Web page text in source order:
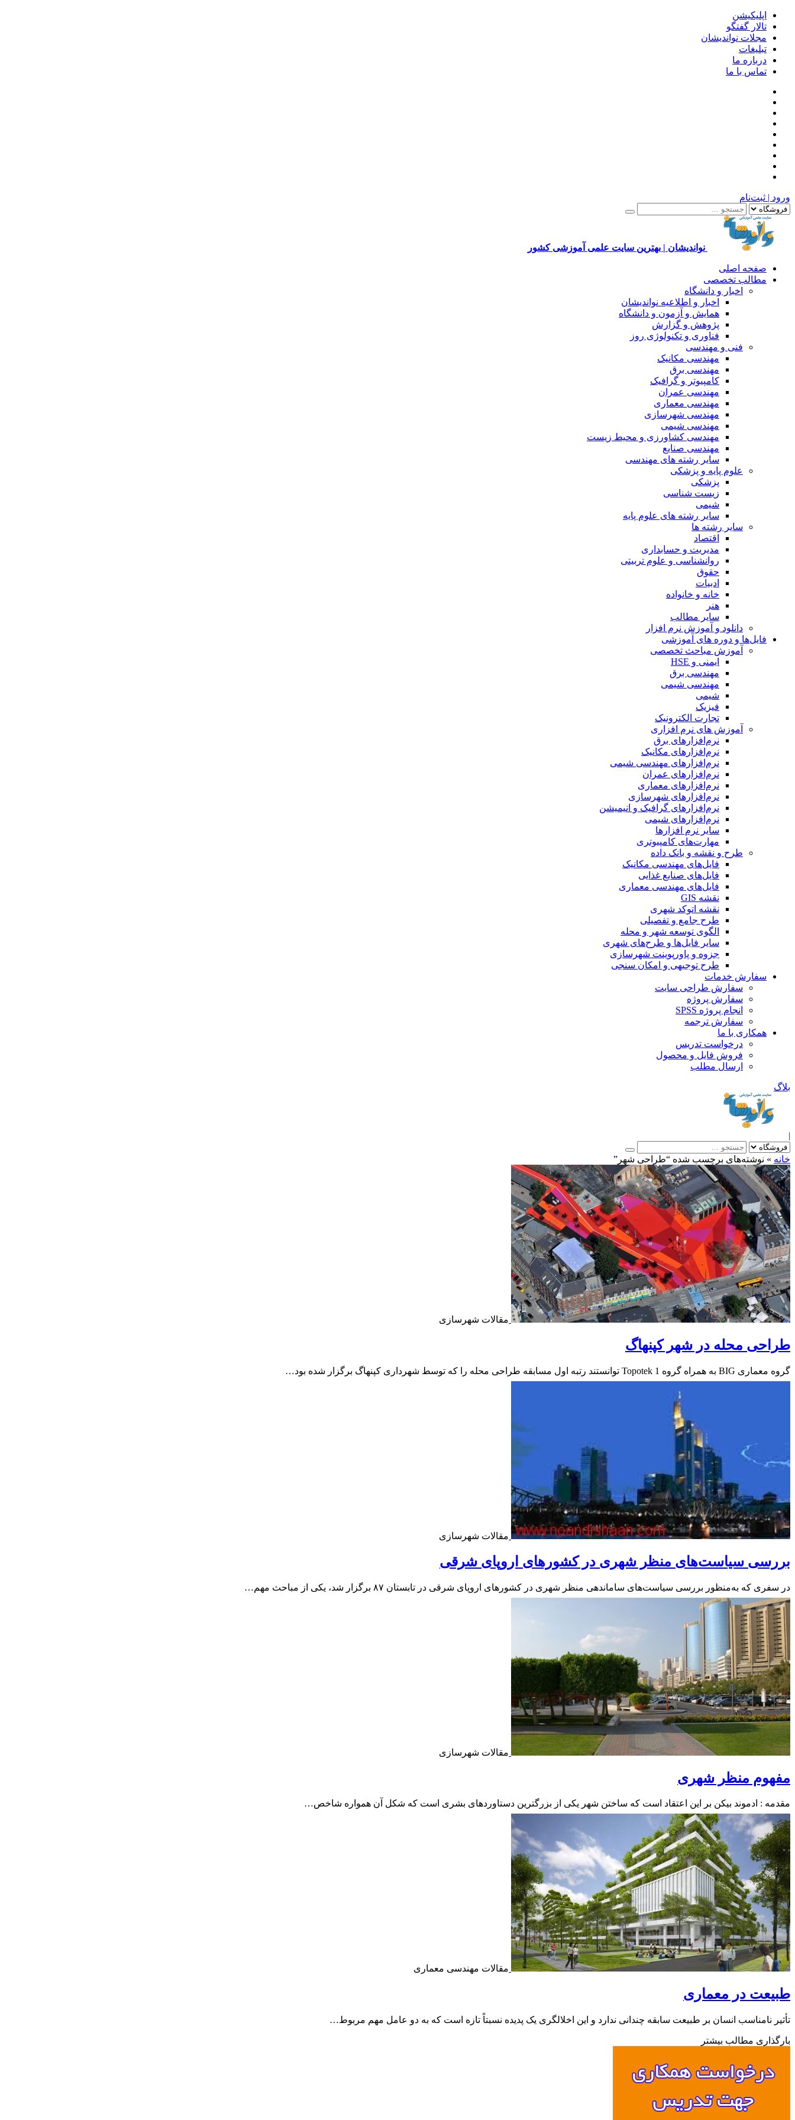
اپلیکیشن
تالار گفتگو
مجلات نواندیشان
تبلیغات
درباره ما
تماس با ما
ورود | ثبت‌نام
نواندیشان | بهترین سایت علمی آموزشی کشور
صفحه اصلی
مطالب تخصصی
اخبار و دانشگاه
اخبار و اطلاعیه نواندیشان
همایش و آزمون و دانشگاه
پژوهش و گزارش
فناوری و تکنولوژی روز
فنی و مهندسی
مهندسی مکانیک
مهندسی برق
کامپیوتر و گرافیک
مهندسی عمران
مهندسی معماری
مهندسی شهرسازی
مهندسی شیمی
مهندسی کشاورزی و محیط زیست
مهندسی صنایع
سایر رشته های مهندسی
علوم پایه و پزشکی
پزشکی
زیست شناسی
شیمی
سایر رشته های علوم پایه
سایر رشته ها
اقتصاد
مدیریت و حسابداری
روانشناسی و علوم تربیتی
حقوق
ادبیات
خانه و خانواده
هنر
سایر مطالب
دانلود و آموزش نرم افزار
فایل‌ها و دوره های آموزشی
آموزش مباحث تخصصی
ایمنی و HSE
مهندسی برق
مهندسی شیمی
شیمی
فیزیک
تجارت الکترونیک
آموزش های نرم افزاری
نرم‌افزارهای برق
نرم‌افزارهای مکانیک
نرم‌افزارهای مهندسی شیمی
نرم‌افزارهای عمران
نرم‌افزارهای معماری
نرم‌افزارهای شهرسازی
نرم‌افزارهای گرافیک و انیمیشن
نرم‌افزارهای شیمی
سایر نرم افزارها
مهارت‌های کامپیوتری
طرح و نقشه و بانک داده
فایل‌های مهندسی مکانیک
فایل‌های صنایع غذایی
فایل‌های مهندسی معماری
نقشه GIS
نقشه اتوکد شهری
طرح جامع و تفصیلی
الگوی توسعه شهر و محله
سایر فایل‌ها و طرح‌های شهری
جزوه و پاورپوینت شهرسازی
طرح توجیهی و امکان سنجی
سفارش خدمات
سفارش طراحی سایت
سفارش پروژه
انجام پروژه SPSS
سفارش ترجمه
همکاری با ما
درخواست تدریس
فروش فایل و محصول
ارسال مطلب
بلاگ
|
خانه » نوشته‌های برچسب شده “طراحی شهر”
مقالات شهرسازی
طراحی محله در شهر کپنهاگ
گروه معماری BIG به همراه گروه Topotek 1 توانستند رتبه اول مسابقه طراحی محله را که توسط شهرداری کپنهاگ برگزار شده بود…
مقالات شهرسازی
بررسی سیاست‌های منظر شهری در کشورهای اروپای شرقی
در سفری که به‌منظور بررسی سیاست‌های ساماندهی منظر شهری در کشورهای اروپای شرقی در تابستان ۸۷ برگزار شد، یکی از مباحث مهم…
مقالات شهرسازی
مفهوم منظر شهری
مقدمه : ادموند بیکن بر این اعتقاد است که ساختن شهر یکی از بزرگترین دستاوردهای بشری است که شکل آن همواره شاخص…
مقالات مهندسی معماری
طبیعت در معماری
تأثیر نامناسب انسان بر طبیعت سابقه چندانی ندارد و این اخلالگری یک پدیده نسبتاً تازه است که به دو عامل مهم مربوط…
بارگذاری مطالب بیشتر